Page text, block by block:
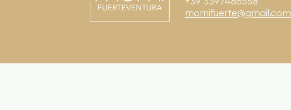
momifuerte@gmail.com